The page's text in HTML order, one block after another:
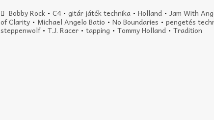
Bobby Rock• C4• gitár játék technika• Holland• Jam With
of Clarity • Michael Angelo Batio •No Boundaries •pengetés
steppenwolf•T.J. Racer •tapping •Tommy Holland •Tradition